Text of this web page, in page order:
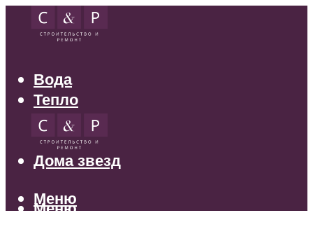
Вода
Тепло
Электрика
Свет
Дома звезд
Меню
Меню